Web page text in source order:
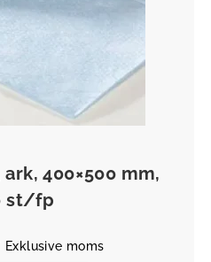
400×500 mm,
st/fp
Exklusive moms